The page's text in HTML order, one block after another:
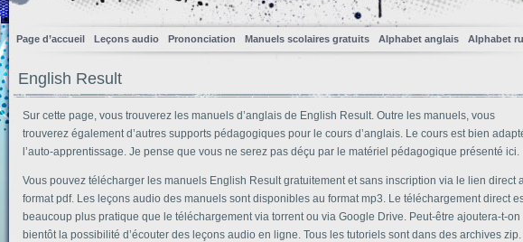
Page d’accueil Leçons audio Prononciation Manuels scolaires gratuits Alphabet anglais Alphabet
English Result
Sur cette page, vous trouverez les manuels d’anglais de English Result. Outre les manuels, vous
trouverez également d’autres supports pédagogiques pour le cours d’anglais. Le cours est bien
l’auto-apprentissage. Je pense que vous ne serez pas déçu par le matériel pédagogique présenté ici.
Vous pouvez télécharger les manuels English Result gratuitement et sans inscription via le lien direct
format pdf. Les leçons audio des manuels sont disponibles au format mp3. Le téléchargement direct
beaucoup plus pratique que le téléchargement via torrent ou via Google Drive. Peut-être ajoutera-t-on
bientôt la possibilité d’écouter des leçons audio en ligne. Tous les tutoriels sont dans des archives zip.